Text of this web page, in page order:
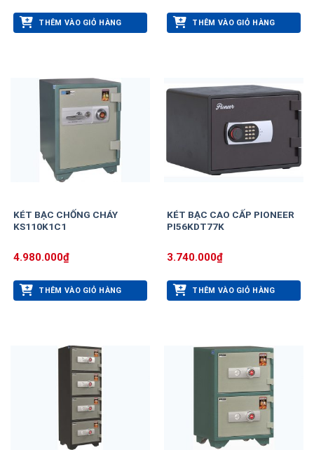
THÊM VÀO GIỎ HÀNG THÊM VÀO GIỎ HÀNG
KÉT BẠC CHỐNG CHÁY
KS110K1C1
4.980.000₫
THÊM VÀO GIỎ HÀNG
KÉT BẠC CAO CẤP PIONEER
PI56KDT77K
3.740.000₫
THÊM VÀO GIỎ HÀNG